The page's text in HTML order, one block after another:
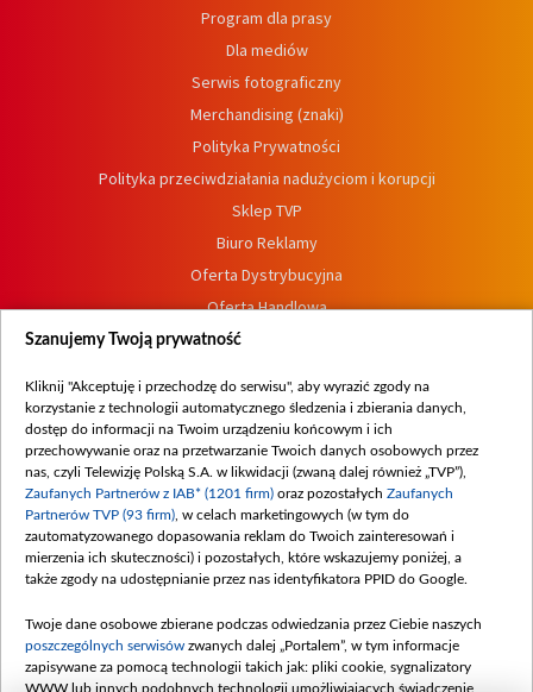
Program dla prasy
Dla mediów
Serwis fotograficzny
Merchandising (znaki)
Polityka Prywatności
Polityka przeciwdziałania nadużyciom i korupcji
Sklep TVP
Biuro Reklamy
Oferta Dystrybucyjna
Oferta Handlowa
Dostępność
Procedura zgłoszeń wewnętrznych
Szanujemy Twoją prywatność
Kliknij "Akceptuję i przechodzę do serwisu", aby wyrazić zgody na
korzystanie z technologii automatycznego śledzenia i zbierania danych,
dostęp do informacji na Twoim urządzeniu końcowym i ich
przechowywanie oraz na przetwarzanie Twoich danych osobowych przez
nas, czyli Telewizję Polską S.A. w likwidacji (zwaną dalej również „TVP”),
Zaufanych Partnerów z IAB* (1201 firm) oraz pozostałych Zaufanych
Partnerów TVP (93 firm) , w celach marketingowych (w tym do
zautomatyzowanego dopasowania reklam do Twoich zainteresowań i
mierzenia ich skuteczności) i pozostałych, które wskazujemy poniżej, a
także zgody na udostępnianie przez nas identyfikatora PPID do Google.
Twoje dane osobowe zbierane podczas odwiedzania przez Ciebie naszych
poszczególnych serwisów zwanych dalej „Portalem”, w tym informacje
zapisywane za pomocą technologii takich jak: pliki cookie, sygnalizatory
WWW lub innych podobnych technologii umożliwiających świadczenie